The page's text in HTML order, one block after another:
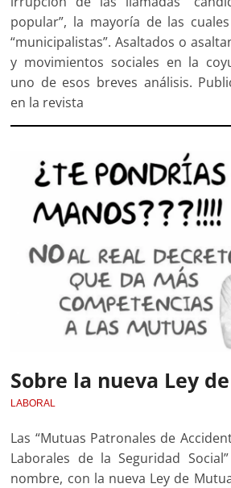
popular”, la mayoría de las
“municipalistas”. Asaltados o
y movimientos sociales en la
uno de esos breves análisis.
en la revista
Sobre la nueva Ley
LABORAL
Las “Mutuas Patronales de
Labora­les de la Seguridad
nombre, con la nueva Ley de